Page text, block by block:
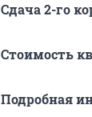
Сдача 2-го
Стоимость
Подробная